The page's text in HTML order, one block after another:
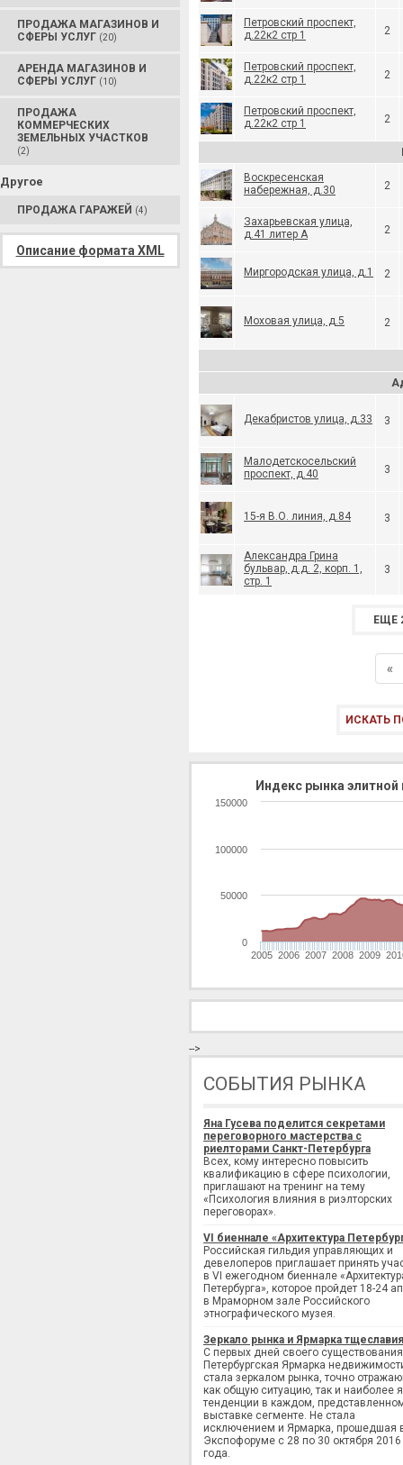
ПРОДАЖА МАГАЗИНОВ И
СФЕРЫ УСЛУГ (20)
АРЕНДА МАГАЗИНОВ И
СФЕРЫ УСЛУГ (10)
ПРОДАЖА
КОММЕРЧЕСКИХ
ЗЕМЕЛЬНЫХ УЧАСТКОВ
(2)
Другое
ПРОДАЖА ГАРАЖЕЙ (4)
Описание формата XML
Петровский проспект,
д.22к2 стр 1
2
Петровский проспект,
д.22к2 стр 1
2
Петровский проспект,
д.22к2 стр 1
2
Воскресенская
набережная, д.30
2
Захарьевская улица,
д.41 литер А
2
Миргородская улица, д.1 2
Моховая улица, д.5 2
Декабристов улица, д.33 3
Малодетскосельский
проспект, д.40
3
15-я В.О. линия, д.84 3
Александра Грина
бульвар, д.д. 2, корп. 1,
стр. 1
3
ЕЩЕ
«
ИСКАТЬ
Индекс рынка
2005 2006 2007 2008 2009
0
50000
100000
150000
-->
СОБЫТИЯ РЫНКА
Яна Гусева поделится секретами
переговорного мастерства с
риелторами Санкт-Петербурга
Всех, кому интересно повысить
квалификацию в сфере психологии,
приглашают на тренинг на тему
«Психология влияния в риэлторских
переговорах».
VI биеннале «Архитектура
Российская гильдия управляющих и
девелоперов приглашает принять
в VI ежегодном биеннале
Петербурга», которое пройдет 18-24
в Мраморном зале Российского
этнографического музея.
Зеркало рынка и Ярмарка тщеславия
С первых дней своего существования
Петербургская Ярмарка
стала зеркалом рынка, точно
как общую ситуацию, так и наиболее
тенденции в каждом,
выставке сегменте. Не стала
исключением и Ярмарка, прошедшая
Экспофоруме с 28 по 30 октября 2016
года.